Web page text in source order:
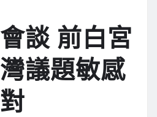
談 前白宮
議題敏感